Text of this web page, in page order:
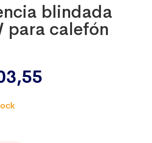
blindada
para calefón